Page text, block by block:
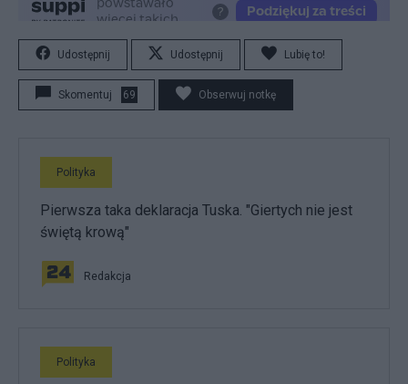
Udostępnij Udostępnij Lubię to!
Skomentuj 69 Obserwuj notkę
Polityka
Pierwsza taka deklaracja Tuska. "Giertych nie jest
świętą krową"
Redakcja
Polityka